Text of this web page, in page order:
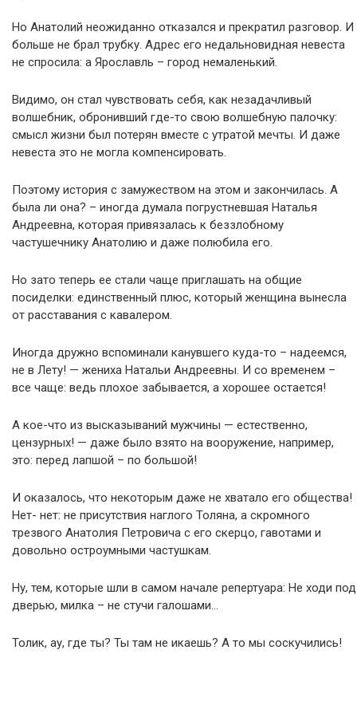
Но Анатолий неожиданно отказался и прекратил разговор. И
больше не брал трубку. Адрес его недальновидная невеста
не спросила: а Ярославль – город немаленький.
Видимо, он стал чувствовать себя, как незадачливый
волшебник, обронивший где-то свою волшебную палочку:
смысл жизни был потерян вместе с утратой мечты. И даже
невеста это не могла компенсировать.
Поэтому история с замужеством на этом и закончилась. А
была ли она? – иногда думала погрустневшая Наталья
Андреевна, которая привязалась к беззлобному
частушечнику Анатолию и даже полюбила его.
Но зато теперь ее стали чаще приглашать на общие
посиделки: единственный плюс, который женщина вынесла
от расставания с кавалером.
Иногда дружно вспоминали канувшего куда-то – надеемся,
не в Лету! — жениха Натальи Андреевны. И со временем –
все чаще: ведь плохое забывается, а хорошее остается!
А кое-что из высказываний мужчины — естественно,
цензурных! — даже было взято на вооружение, например,
это: перед лапшой – по большой!
И оказалось, что некоторым даже не хватало его общества!
Нет- нет: не присутствия наглого Толяна, а скромного
трезвого Анатолия Петровича с его скерцо, гавотами и
довольно остроумными частушкам.
Ну, тем, которые шли в самом начале репертуара: Не ходи под
дверью, милка – не стучи галошами…
Толик, ау, где ты? Ты там не икаешь? А то мы соскучились!